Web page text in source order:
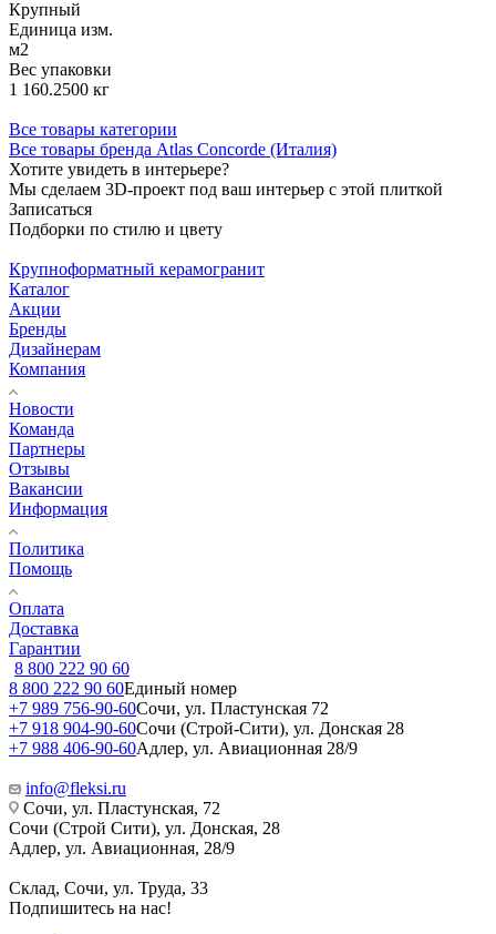
Крупный
Единица изм.
м2
Вес упаковки
1 160.2500 кг
Все товары категории
Все товары бренда Atlas Concorde (Италия)
Хотите увидеть в интерьере?
Мы сделаем 3D-проект под ваш интерьер с этой плиткой
Записаться
Подборки по стилю и цвету
Крупноформатный керамогранит
Каталог
Акции
Бренды
Дизайнерам
Компания
Новости
Команда
Партнеры
Отзывы
Вакансии
Информация
Политика
Помощь
Оплата
Доставка
Гарантии
8 800 222 90 60
8 800 222 90 60Единый номер
+7 989 756-90-60Сочи, ул. Пластунская 72
+7 918 904-90-60Сочи (Строй-Сити), ул. Донская 28
+7 988 406-90-60Адлер, ул. Авиационная 28/9
info@fleksi.ru
Сочи, ул. Пластунская, 72
Сочи (Строй Сити), ул. Донская, 28
Адлер, ул. Авиационная, 28/9
Склад, Сочи, ул. Труда, 33
Подпишитесь на нас!